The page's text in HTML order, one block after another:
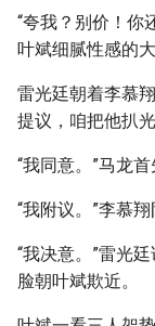
“夸我？别价！你
叶斌细腻性感的
雷光廷朝着李慕
提议，咱把他扒
“我同意。”马龙首
“我附议。”李慕
“我决意。”雷光
脸朝叶斌欺近。